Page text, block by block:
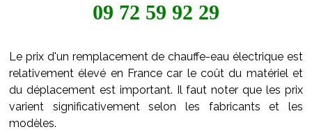
09 72 59 92 29
Le prix d'un remplacement de chauffe-eau électrique est
relativement élevé en France car le coût du matériel et
du déplacement est important. Il faut noter que les prix
varient significativement selon les fabricants et les
modèles.